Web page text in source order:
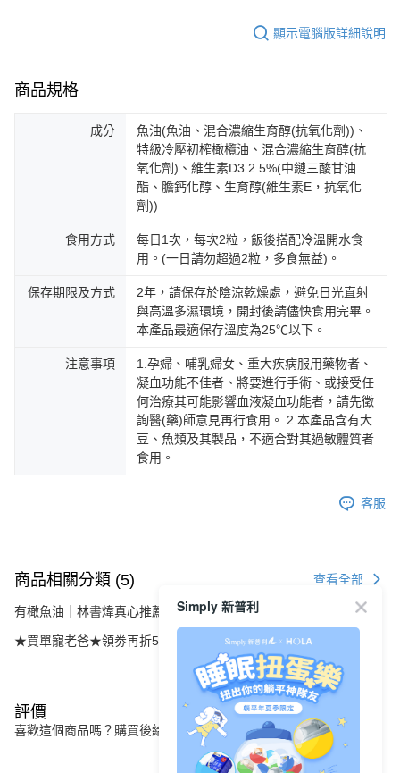
顯示電腦版詳細說明
商品規格
成分
魚油(魚油、混合濃縮生育醇(抗氧化劑))、
特級冷壓初榨橄欖油、混合濃縮生育醇(抗
氧化劑)、維生素D3 2.5%(中鏈三酸甘油
酯、膽鈣化醇、生育醇(維生素E，抗氧化
劑))
食用方式
每日1次，每次2粒，飯後搭配冷溫開水食
用。(一日請勿超過2粒，多食無益)。
保存期限及方式
2年，請保存於陰涼乾燥處，避免日光直射
與高溫多濕環境，開封後請儘快食用完畢。
本產品最適保存溫度為25℃以下。
注意事項
1.孕婦、哺乳婦女、重大疾病服用藥物者、
凝血功能不佳者、將要進行手術、或接受任
何治療其可能影響血液凝血功能者，請先徵
詢醫(藥)師意見再行食用。 2.本產品含有大
豆、魚類及其製品，不適合對其過敏體質者
食用。
客服
商品相關分類 (5) 查看全部
有橄魚油｜林書煒真心推薦
★買單寵老爸★領劵再折520元
評價
喜歡這個商品嗎？購買後給他一個好評吧
Simply 新普利